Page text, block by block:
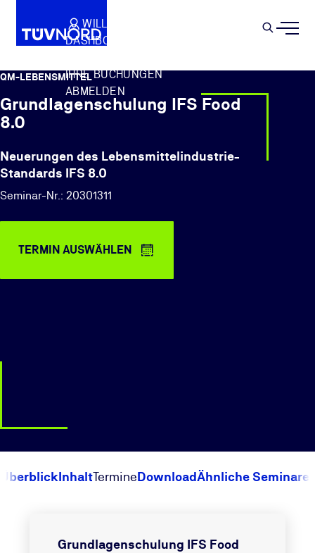
Springe zum Hauptinhalt
WILLKOMMEN
DASHBOARD
IHRE BUCHUNGEN
ABMELDEN
QM-LEBENSMITTEL
Grundlagenschulung IFS Food
8.0
Neuerungen des Lebensmittelindustrie-
Standards IFS 8.0
Seminar-Nr.: 20301311
TERMIN AUSWÄHLEN
ÜberblickInhaltTermineDownloadÄhnliche Seminare
Grundlagenschulung IFS Food